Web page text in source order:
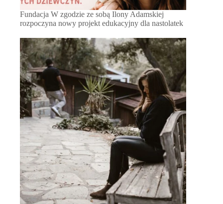
Fundacja W zgodzie ze sobą Ilony Adamskiej
rozpoczyna nowy projekt edukacyjny dla nastolatek